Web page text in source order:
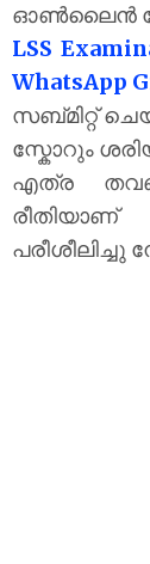
ഓൺലൈൻ
LSS
WhatsApp
സബ്മിറ്റ്
സ്കോറും
എത്ര
പരീശീലിച്ചു